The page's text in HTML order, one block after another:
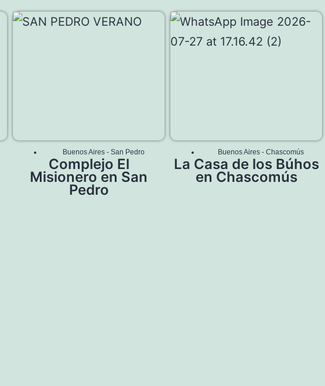
Buenos Aires- San Pedro
Complejo El
Misionero en San
Pedro
Buenos Aires -Chascomús
La Casa de los Búhos
en Chascomús